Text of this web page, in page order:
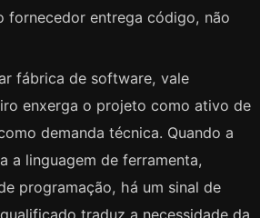
fornecedor entrega código, não
fábrica de software, vale
enxerga o projeto como ativo de
demanda técnica. Quando a
a linguagem de ferramenta,
programação, há um sinal de
traduz a necessidade da